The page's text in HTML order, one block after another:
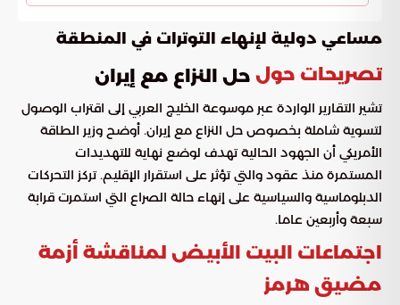
مساعي دولية لإنهاء التوترات في المنطقة
تصريحات حول حل النزاع مع إيران
تشير التقارير الواردة عبر موسوعة الخليج العربي إلى اقتراب الوصول
لتسوية شاملة بخصوص حل النزاع مع إيران. أوضح وزير الطاقة
الأمريكي أن الجهود الحالية تهدف لوضع نهاية للتهديدات
المستمرة منذ عقود والتي تؤثر على استقرار الإقليم. تركز التحركات
الدبلوماسية والسياسية على إنهاء حالة الصراع التي استمرت قرابة
سبعة وأربعين عاما.
اجتماعات البيت الأبيض لمناقشة أزمة
مضيق هرمز